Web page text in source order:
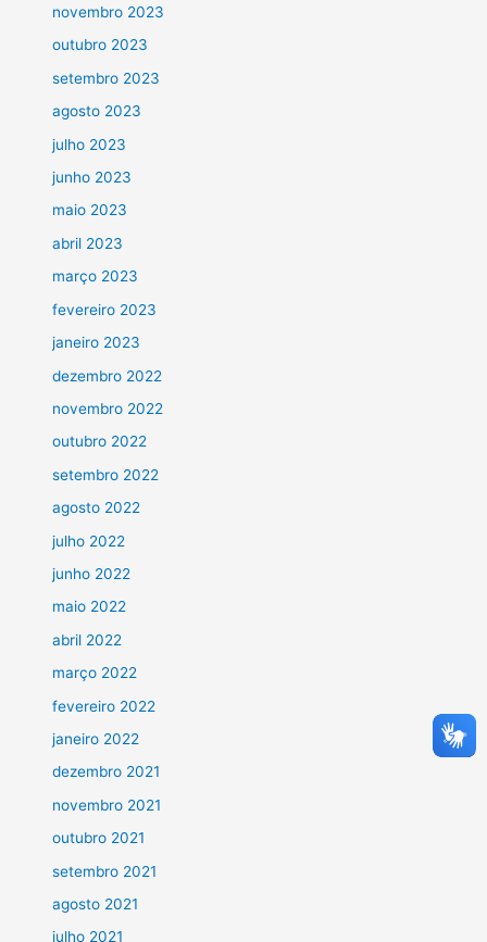
novembro 2023
outubro 2023
setembro 2023
agosto 2023
julho 2023
junho 2023
maio 2023
abril 2023
março 2023
fevereiro 2023
janeiro 2023
dezembro 2022
novembro 2022
outubro 2022
setembro 2022
agosto 2022
julho 2022
junho 2022
maio 2022
abril 2022
março 2022
fevereiro 2022
janeiro 2022
dezembro 2021
novembro 2021
outubro 2021
setembro 2021
agosto 2021
julho 2021